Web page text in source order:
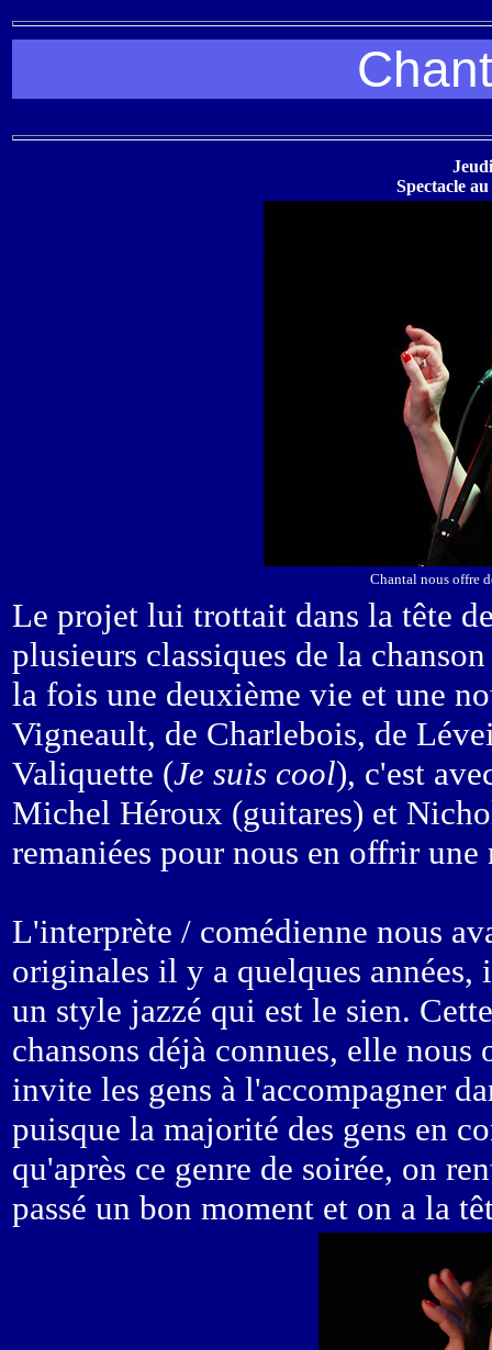
Spectacle
Chantal nous offre
Le projet lui trottait dans la tête
plusieurs classiques de la
la fois une deuxième vie et une
Vigneault, de Charlebois, de
Valiquette (Je suis cool), c'est
Michel Héroux (guitares) et
remaniées pour nous en offrir
L'interprète / comédienne nous
originales il y a quelques
un style jazzé qui est le sien.
chansons déjà connues, elle
invite les gens à l'accompagner
puisque la majorité des gens en
qu'après ce genre de soirée, on
passé un bon moment et on a la